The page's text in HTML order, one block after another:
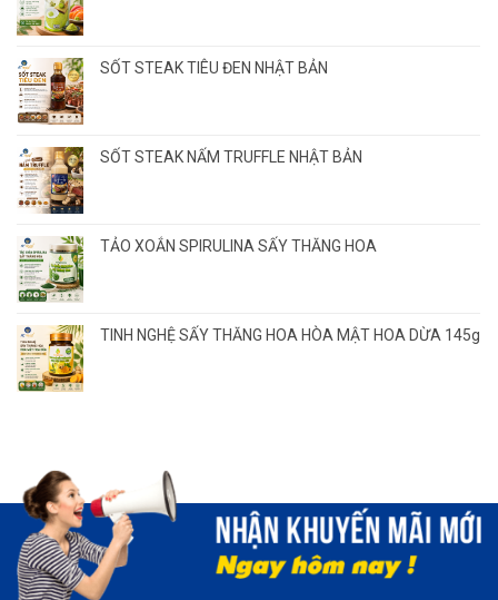
SỐT STEAK TIÊU ĐEN NHẬT BẢN
SỐT STEAK NẤM TRUFFLE NHẬT BẢN
TẢO XOẮN SPIRULINA SẤY THĂNG HOA
TINH NGHỆ SẤY THĂNG HOA HÒA MẬT HOA DỪA 145g